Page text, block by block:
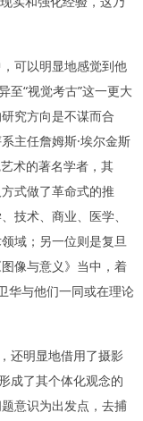
可以明显地感觉到他
至“视觉考古”这一更大
究方向是不谋而合
主任詹姆斯·埃尔金斯
术的著名学者，其
式做了革命式的推
技术、商业、医学、
域；另一位则是复旦
像与意义》当中，着
华与他们一同或在理论
还明显地借用了摄影
成了其个体化观念的
意识为出发点，去捕